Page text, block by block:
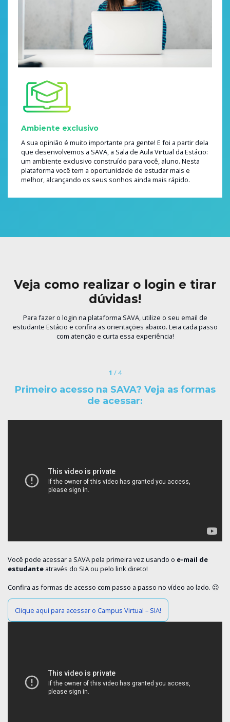
Ambiente exclusivo
A sua opinião é muito importante pra gente! E foi a partir dela
que desenvolvemos a SAVA, a Sala de Aula Virtual da Estácio:
um ambiente exclusivo construído para você, aluno. Nesta
plataforma você tem a oportunidade de estudar mais e
melhor, alcançando os seus sonhos ainda mais rápido.
Veja como realizar o login e tirar
dúvidas!
Para fazer o login na plataforma SAVA, utilize o seu email de
estudante Estácio e confira as orientações abaixo. Leia cada passo
com atenção e curta essa experiência!
1 / 4
Primeiro acesso na SAVA? Veja as formas
de acessar:
Você pode acessar a SAVA pela primeira vez usando o e-mail de
estudante através do SIA ou pelo link direto!
Confira as formas de acesso com passo a passo no vídeo ao lado. 😉
Clique aqui para acessar o Campus Virtual – SIA!